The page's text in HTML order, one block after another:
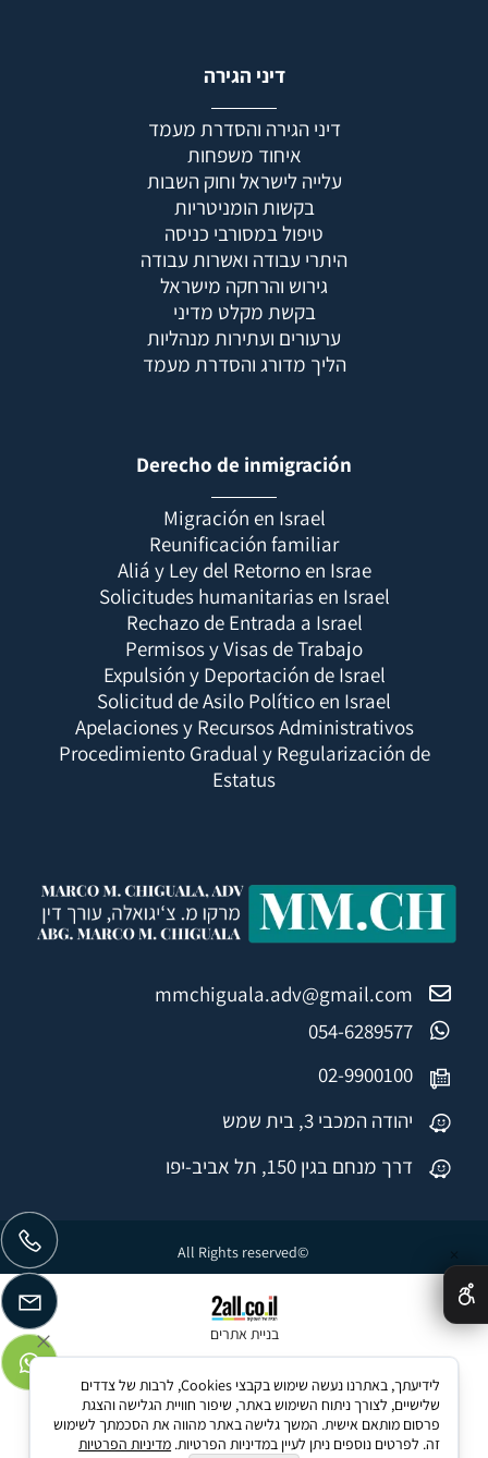
דיני הגירה
דיני הגירה והסדרת מעמד
איחוד משפחות
עלייה לישראל וחוק השבות
בקשות הומניטריות
טיפול במסורבי כניסה
היתרי עבודה ואשרות עבודה
גירוש והרחקה מישראל
בקשת מקלט מדיני
ערעורים ועתירות מנהליות
הליך מדורג והסדרת מעמד
Derecho de inmigración
Migración en Israel
Reunificación familiar
Aliá y Ley del Retorno en Israe
Solicitudes humanitarias en Israel
Rechazo de Entrada a Israel
Permisos y Visas de Trabajo
Expulsión y Deportación de Israel
Solicitud de Asilo Político en Israel
Apelaciones y Recursos Administrativos
Procedimiento Gradual y Regularización de
Estatus
mmchiguala.adv@gmail.com
054-6289577
02-9900100
יהודה המכבי 3, בית שמש
דרך מנחם בגין 150, תל אביב-יפו
©All Rights reserved
בניית אתרים
לידיעתך, באתרנו נעשה שימוש בקבצי Cookies, לרבות של צדדים
שלישיים, לצורך ניתוח השימוש באתר, שיפור חוויית הגלישה והצגת
פרסום מותאם אישית. המשך גלישה באתר מהווה את הסכמתך לשימוש
זה. לפרטים נוספים ניתן לעיין במדיניות הפרטיות. מדיניות הפרטיות